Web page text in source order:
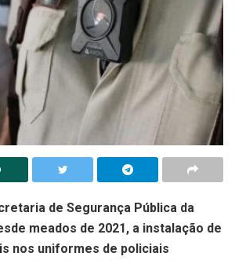
de Segurança Pública da
meados de 2021, a instalação de
nos uniformes de policiais